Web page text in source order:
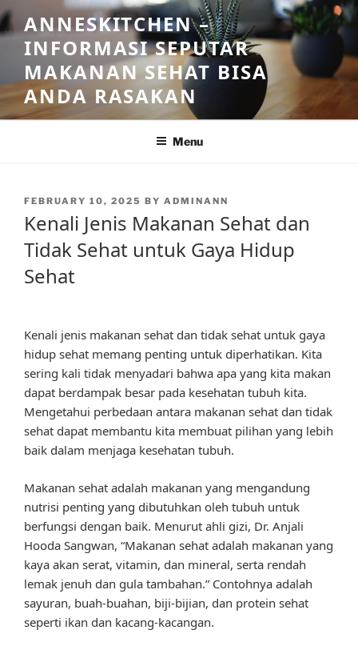
Skip
to
content
ANNESKITCHEN –
INFORMASI SEPUTAR
MAKANAN SEHAT BISA
ANDA RASAKAN
Menu
POSTED
FEBRUARY 10, 2025 BY ADMINANN
Kenali Jenis Makanan Sehat dan
Tidak Sehat untuk Gaya Hidup
Sehat
Kenali jenis makanan sehat dan tidak sehat untuk gaya
hidup sehat memang penting untuk diperhatikan. Kita
sering kali tidak menyadari bahwa apa yang kita makan
dapat berdampak besar pada kesehatan tubuh kita.
Mengetahui perbedaan antara makanan sehat dan tidak
sehat dapat membantu kita membuat pilihan yang lebih
baik dalam menjaga kesehatan tubuh.
Makanan sehat adalah makanan yang mengandung
nutrisi penting yang dibutuhkan oleh tubuh untuk
berfungsi dengan baik. Menurut ahli gizi, Dr. Anjali
Hooda Sangwan, “Makanan sehat adalah makanan yang
kaya akan serat, vitamin, dan mineral, serta rendah
lemak jenuh dan gula tambahan.” Contohnya adalah
sayuran, buah-buahan, biji-bijian, dan protein sehat
seperti ikan dan kacang-kacangan.